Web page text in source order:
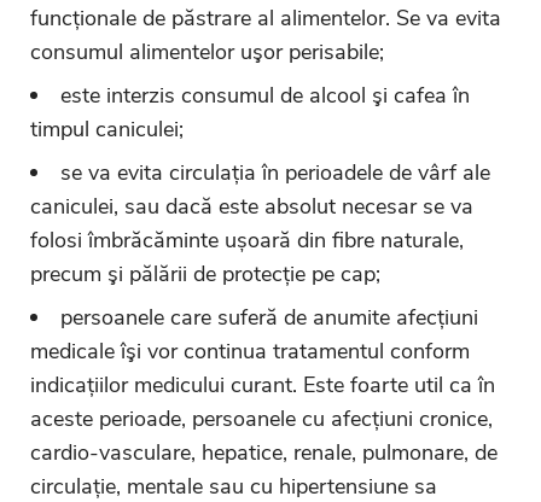
funcționale de păstrare al alimentelor. Se va evita
consumul alimentelor uşor perisabile;
este interzis consumul de alcool şi cafea în
timpul caniculei;
se va evita circulația în perioadele de vârf ale
caniculei, sau dacă este absolut necesar se va
folosi îmbrăcăminte ușoară din fibre naturale,
precum şi pălării de protecție pe cap;
persoanele care suferă de anumite afecțiuni
medicale îşi vor continua tratamentul conform
indicațiilor medicului curant. Este foarte util ca în
aceste perioade, persoanele cu afecțiuni cronice,
cardio-vasculare, hepatice, renale, pulmonare, de
circulație, mentale sau cu hipertensiune sa